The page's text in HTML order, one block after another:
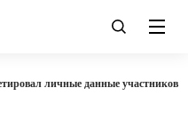
личные данные участников